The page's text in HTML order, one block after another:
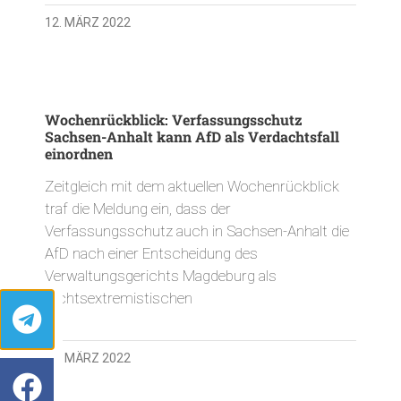
12. MÄRZ 2022
Wochenrückblick: Verfassungsschutz
Sachsen-Anhalt kann AfD als Verdachtsfall
einordnen
Zeitgleich mit dem aktuellen Wochenrückblick
traf die Meldung ein, dass der
Verfassungsschutz auch in Sachsen-Anhalt die
AfD nach einer Entscheidung des
Verwaltungsgerichts Magdeburg als
rechtsextremistischen
12. MÄRZ 2022